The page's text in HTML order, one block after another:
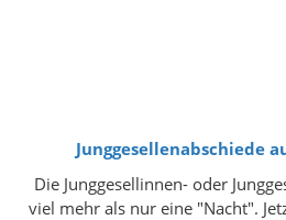
Junggesellenabschiede
Die Junggesellinnen- oder
viel mehr als nur eine "Nacht".